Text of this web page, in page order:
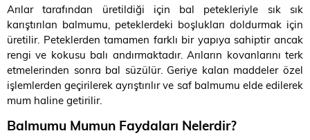
Arılar tarafından üretildiği için bal petekleriyle sık sık
karıştırılan balmumu, peteklerdeki boşlukları doldurmak için
üretilir. Peteklerden tamamen farklı bir yapıya sahiptir ancak
rengi ve kokusu balı andırmaktadır. Arıların kovanlarını terk
etmelerinden sonra bal süzülür. Geriye kalan maddeler özel
işlemlerden geçirilerek ayrıştırılır ve saf balmumu elde edilerek
mum haline getirilir.
Balmumu Mumun Faydaları Nelerdir?